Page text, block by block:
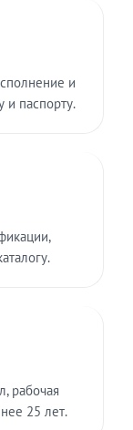
и
и паспорту.
рабочая
25 лет.